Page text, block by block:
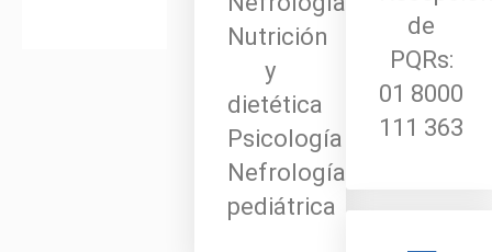
Nutrición
y
dietética
Psicología
Nefrología
pediátrica
de
PQRs:
01 8000
111 363